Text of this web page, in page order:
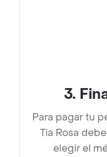
3.
Para pagar tu
Tia Rosa
elegir el